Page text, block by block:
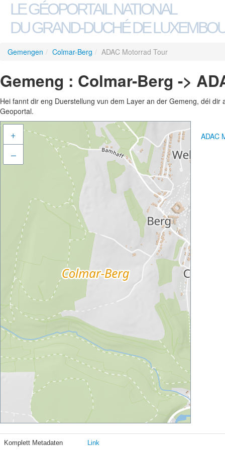
LE GÉOPORTAIL NATIONAL
DU GRAND-DUCHÉ DE
Gemengen / Colmar-Berg / ADAC Motorrad Tour
Gemeng : Colmar-Berg ->
Hei fannt dir eng Duerstellung vun dem Layer an der Gemeng, déi
Geoportal.
+
–
ADAC
Komplett Metadaten Link